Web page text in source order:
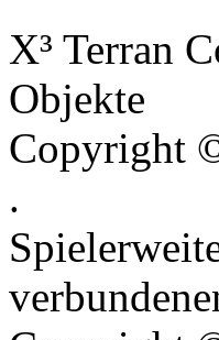
X³ Terran
Objekte
Copyright
.